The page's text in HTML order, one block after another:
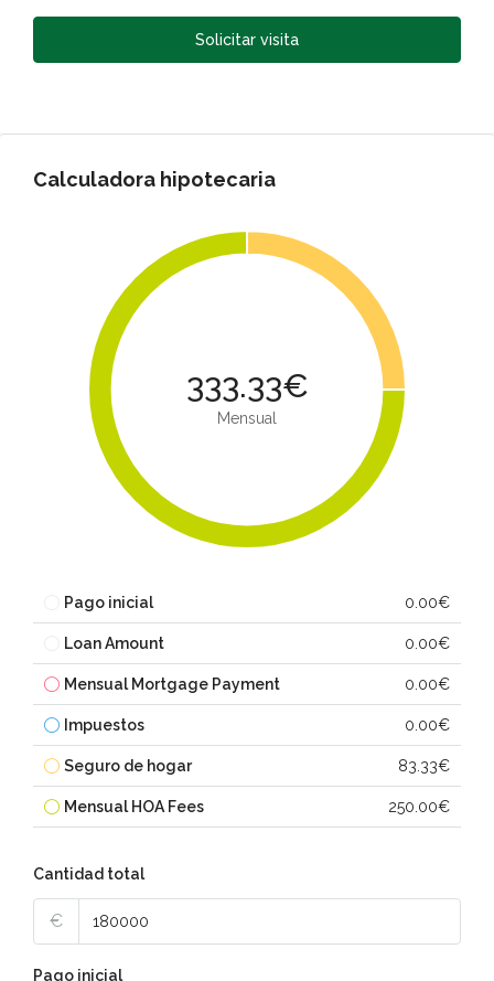
Solicitar visita
Calculadora hipotecaria
333.33€
Mensual
Pago inicial 0.00€
Loan Amount 0.00€
Mensual Mortgage Payment 0.00€
Impuestos 0.00€
Seguro de hogar 83.33€
Mensual HOA Fees 250.00€
Cantidad total
€
Pago inicial